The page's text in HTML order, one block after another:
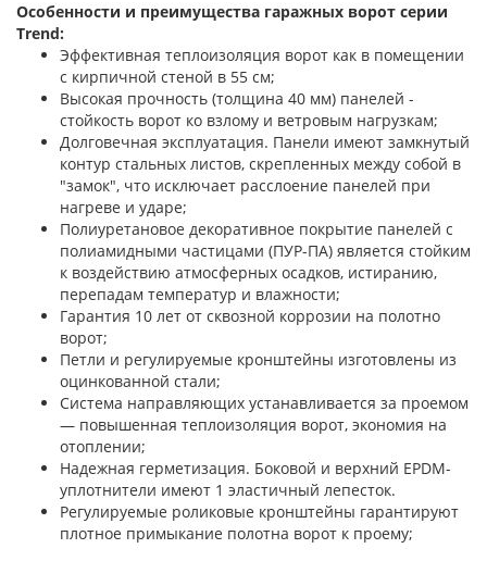
Особенности и преимущества гаражных ворот серии
Trend:
Эффективная теплоизоляция ворот как в помещении
с кирпичной стеной в 55 см;
Высокая прочность (толщина 40 мм) панелей -
стойкость ворот ко взлому и ветровым нагрузкам;
Долговечная эксплуатация. Панели имеют замкнутый
контур стальных листов, скрепленных между собой в
"замок", что исключает расслоение панелей при
нагреве и ударе;
Полиуретановое декоративное покрытие панелей с
полиамидными частицами (ПУР-ПА) является стойким
к воздействию атмосферных осадков, истиранию,
перепадам температур и влажности;
Гарантия 10 лет от сквозной коррозии на полотно
ворот;
Петли и регулируемые кронштейны изготовлены из
оцинкованной стали;
Система направляющих устанавливается за проемом
— повышенная теплоизоляция ворот, экономия на
отоплении;
Надежная герметизация. Боковой и верхний EPDM-
уплотнители имеют 1 эластичный лепесток.
Регулируемые роликовые кронштейны гарантируют
плотное примыкание полотна ворот к проему;